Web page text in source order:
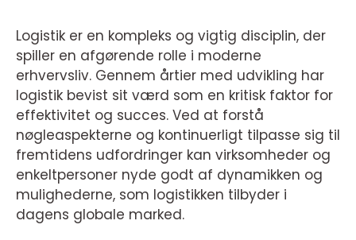
Logistik er en kompleks og vigtig disciplin, der
spiller en afgørende rolle i moderne
erhvervsliv. Gennem årtier med udvikling har
logistik bevist sit værd som en kritisk faktor for
effektivitet og succes. Ved at forstå
nøgleaspekterne og kontinuerligt tilpasse sig til
fremtidens udfordringer kan virksomheder og
enkeltpersoner nyde godt af dynamikken og
mulighederne, som logistikken tilbyder i
dagens globale marked.